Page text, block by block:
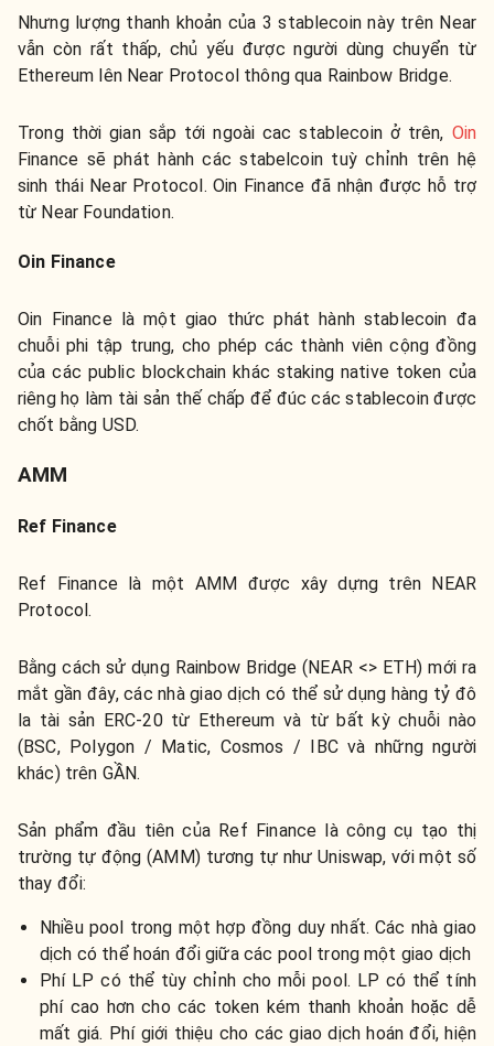
Nhưng lượng thanh khoản của 3 stablecoin này trên Near
vẫn còn rất thấp, chủ yếu được người dùng chuyển từ
Ethereum lên Near Protocol thông qua Rainbow Bridge.
Trong thời gian sắp tới ngoài cac stablecoin ở trên, Oin
Finance sẽ phát hành các stabelcoin tuỳ chỉnh trên hệ
sinh thái Near Protocol. Oin Finance đã nhận được hỗ trợ
từ Near Foundation.
Oin Finance
Oin Finance là một giao thức phát hành stablecoin đa
chuỗi phi tập trung, cho phép các thành viên cộng đồng
của các public blockchain khác staking native token của
riêng họ làm tài sản thế chấp để đúc các stablecoin được
chốt bằng USD.
AMM
Ref Finance
Ref Finance là một AMM được xây dựng trên NEAR
Protocol.
Bằng cách sử dụng Rainbow Bridge (NEAR <> ETH) mới ra
mắt gần đây, các nhà giao dịch có thể sử dụng hàng tỷ đô
la tài sản ERC-20 từ Ethereum và từ bất kỳ chuỗi nào
(BSC, Polygon / Matic, Cosmos / IBC và những người
khác) trên GẦN.
Sản phẩm đầu tiên của Ref Finance là công cụ tạo thị
trường tự động (AMM) tương tự như Uniswap, với một số
thay đổi:
Nhiều pool trong một hợp đồng duy nhất. Các nhà giao
dịch có thể hoán đổi giữa các pool trong một giao dịch
Phí LP có thể tùy chỉnh cho mỗi pool. LP có thể tính
phí cao hơn cho các token kém thanh khoản hoặc dễ
mất giá. Phí giới thiệu cho các giao dịch hoán đổi, hiện